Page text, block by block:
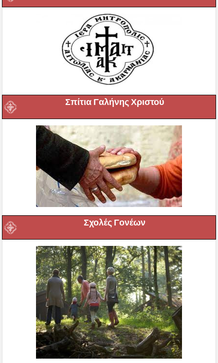
Σπίτια Γαλήνης Χριστού
Σχολές Γονέων